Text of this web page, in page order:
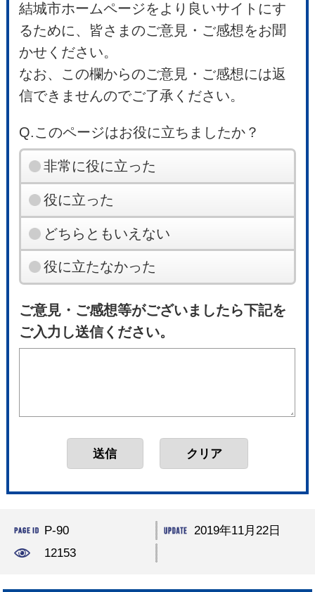
結城市ホームページをより良いサイトにす
るために、皆さまのご意見・ご感想をお聞
かせください。
なお、この欄からのご意見・ご感想には返
信できませんのでご了承ください。
Q.このページはお役に立ちましたか？
非常に役に立った
役に立った
どちらともいえない
役に立たなかった
ご意見・ご感想等がございましたら下記を
ご入力し送信ください。
P-90
2019年11月22日
12153